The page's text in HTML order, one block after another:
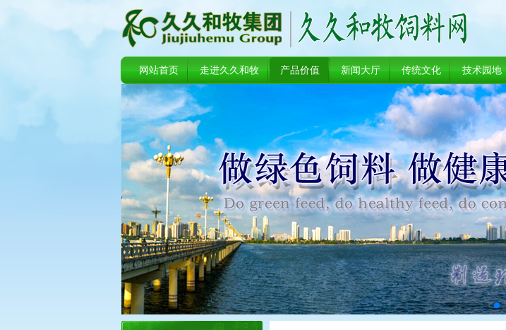
网站首页 走进久久和牧 产品价值 新闻大厅 传统文化 技术园地